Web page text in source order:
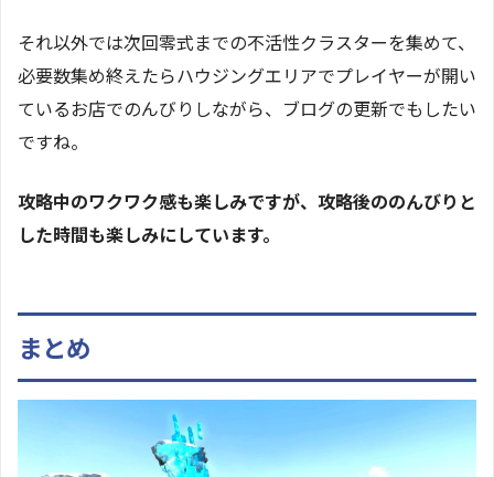
それ以外では次回零式までの不活性クラスターを集めて、
必要数集め終えたらハウジングエリアでプレイヤーが開い
ているお店でのんびりしながら、ブログの更新でもしたい
ですね。
攻略中のワクワク感も楽しみですが、攻略後ののんびりと
した時間も楽しみにしています。
まとめ